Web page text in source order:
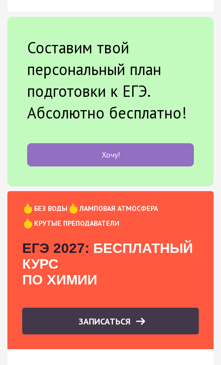
Составим твой
персональный план
подготовки к ЕГЭ.
Абсолютно бесплатно!
Хочу!
БЕЗ ВОДЫ
ЛАМПОВАЯ АТМОСФЕРА
КРУТЫЕ ПРЕПОДАВАТЕЛИ
ЕГЭ 2027: БЕСПЛАТНЫЙ
КУРС
ПО ХИМИИ
ЗАПИСАТЬСЯ